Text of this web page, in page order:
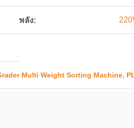
พลัง:
Multi Weight Sorting Machine,